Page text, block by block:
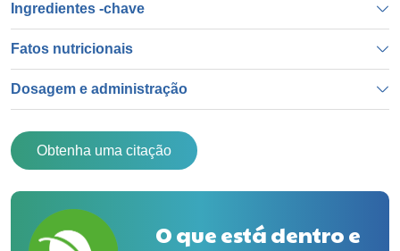
Ingredientes -chave
Fatos nutricionais
Dosagem e administração
Obtenha uma citação
O que está dentro e